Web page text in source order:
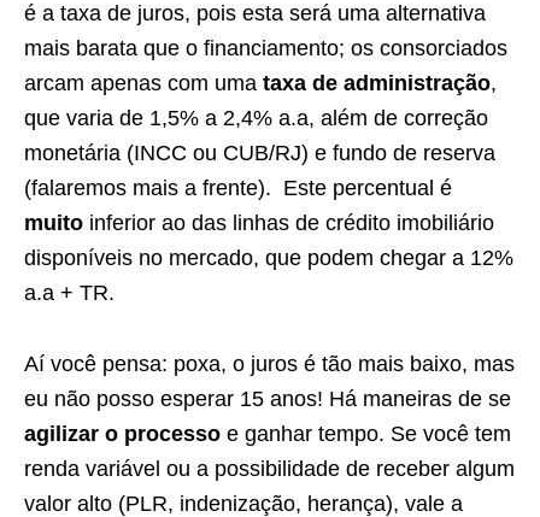
é a taxa de juros, pois esta será uma alternativa
mais barata que o financiamento; os consorciados
arcam apenas com uma taxa de administração,
que varia de 1,5% a 2,4% a.a, além de correção
monetária (INCC ou CUB/RJ) e fundo de reserva
(falaremos mais a frente). Este percentual é
muito inferior ao das linhas de crédito imobiliário
disponíveis no mercado, que podem chegar a 12%
a.a + TR.
Aí você pensa: poxa, o juros é tão mais baixo, mas
eu não posso esperar 15 anos! Há maneiras de se
agilizar o processo e ganhar tempo. Se você tem
renda variável ou a possibilidade de receber algum
valor alto (PLR, indenização, herança), vale a